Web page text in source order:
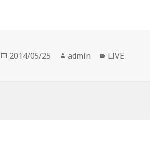
投
2014/05/25
作
admin
カ
LIVE